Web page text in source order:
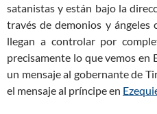
satanistas y están bajo la
través de demonios y ángeles
llegan a controlar por
precisamente lo que vemos en
un mensaje al gobernante de
el mensaje al príncipe en